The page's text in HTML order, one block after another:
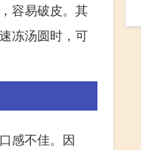
容易破皮。其
冻汤圆时，可
感不佳。因